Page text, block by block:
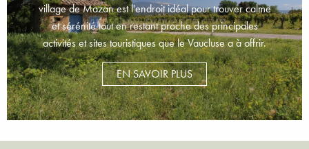
village de Mazan est l'endroit idéal pour trouver calme
et sérénité tout en restant proche des principales
activités et sites touristiques que le Vaucluse a à offrir.
EN SAVOIR PLUS